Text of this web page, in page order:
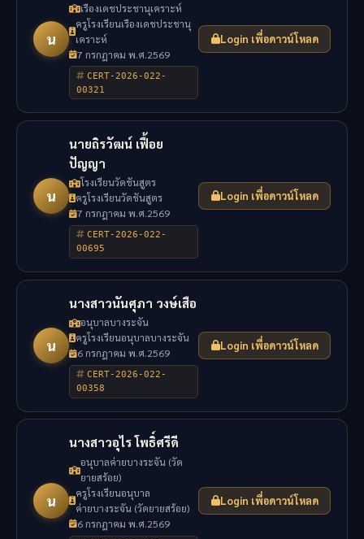
น
เรืองเดชประชานุเคราะห์
ครูโรงเรียนเรืองเดชประชานุ
เคราะห์
7 กรกฎาคม พ.ศ.2569
CERT-2026-022-
00321
Login เพื่อดาวน์โหลด
น
นายถิรวัฒน์ เฟื้อย
ปัญญา
โรงเรียนวัดชันสูตร
ครูโรงเรียนวัดชันสูตร
7 กรกฎาคม พ.ศ.2569
CERT-2026-022-
00695
Login เพื่อดาวน์โหลด
น
นางสาวนันศุภา วงษ์เสือ
อนุบาลบางระจัน
ครูโรงเรียนอนุบาลบางระจัน
6 กรกฎาคม พ.ศ.2569
CERT-2026-022-
00358
Login เพื่อดาวน์โหลด
น
นางสาวอุไร โพธิ์ศรีดี
อนุบาลค่ายบางระจัน (วัด
ยายสร้อย)
ครูโรงเรียนอนุบาล
ค่ายบางระจัน (วัดยายสร้อย)
6 กรกฎาคม พ.ศ.2569
Login เพื่อดาวน์โหลด